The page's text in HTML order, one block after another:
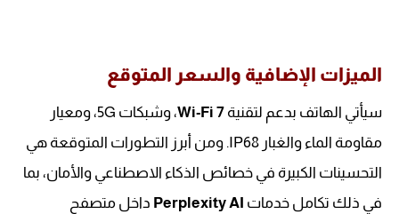
الميزات الإضافية والسعر المتوقع
سيأتي الهاتف بدعم لتقنية Wi-Fi 7
، وشبكات 5G، ومعيار
مقاومة الماء والغبار IP68. ومن أبرز التطورات المتوقعة هي
التحسينات الكبيرة في خصائص الذكاء الاصطناعي والأمان، بما
في ذلك تكامل خدمات Perplexity AI داخل متصفح